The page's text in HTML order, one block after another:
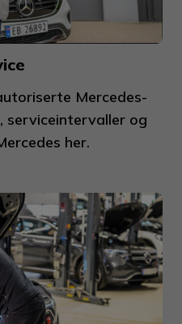
Mercedes-
serviceintervaller og
her.